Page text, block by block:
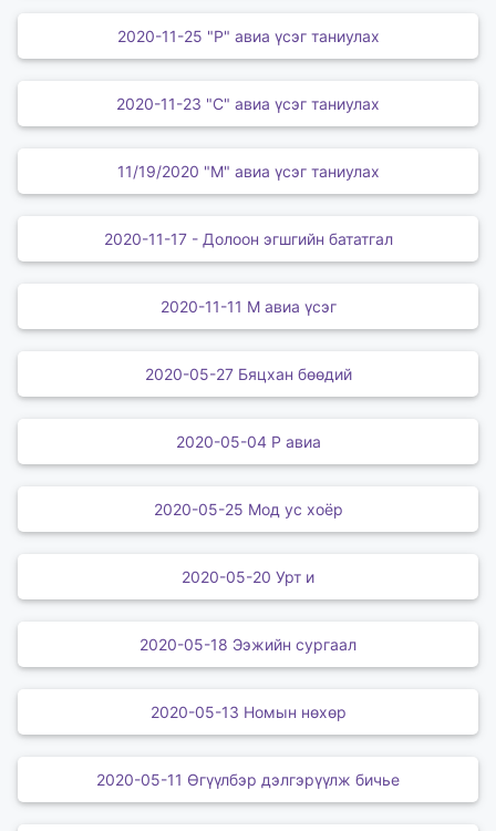
2020-11-25 "Р" авиа үсэг таниулах
2020-11-23 "С" авиа үсэг таниулах
11/19/2020 "М" авиа үсэг таниулах
2020-11-17 - Долоон эгшгийн бататгал
2020-11-11 М авиа үсэг
2020-05-27 Бяцхан бөөдий
2020-05-04 Р авиа
2020-05-25 Мод ус хоёр
2020-05-20 Урт и
2020-05-18 Ээжийн сургаал
2020-05-13 Номын нөхөр
2020-05-11 Өгүүлбэр дэлгэрүүлж бичье